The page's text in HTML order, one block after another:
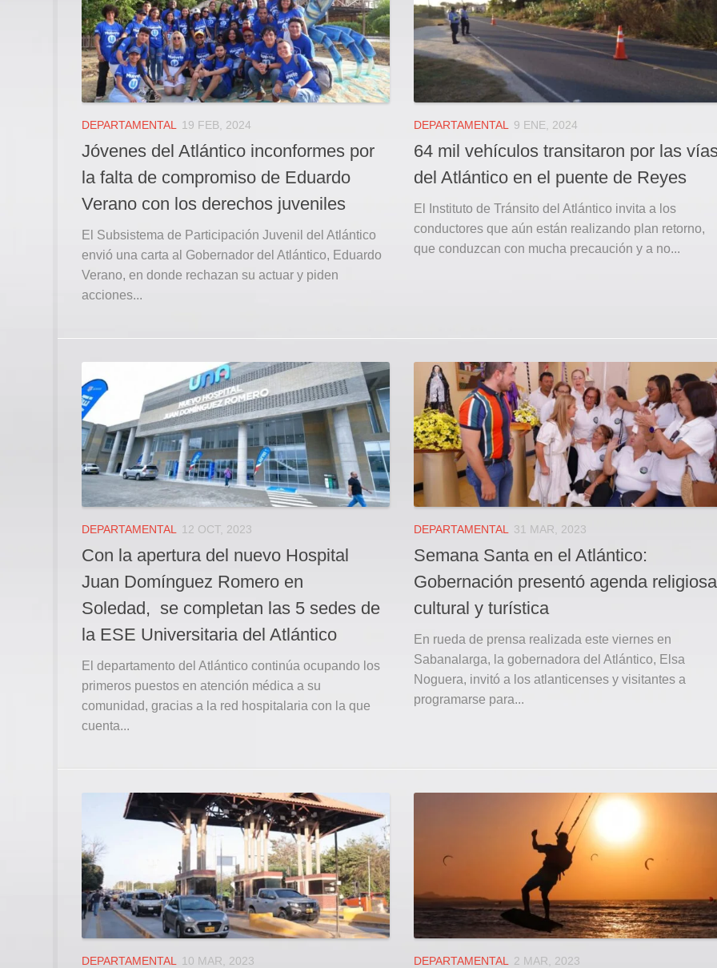
DEPARTAMENTAL 19 FEB, 2024
Jóvenes del Atlántico inconformes por
la falta de compromiso de Eduardo
Verano con los derechos juveniles
El Subsistema de Participación Juvenil del Atlántico
envió una carta al Gobernador del Atlántico, Eduardo
Verano, en donde rechazan su actuar y piden
acciones...
DEPARTAMENTAL 9 ENE, 2024
64 mil vehículos transitaron por las
del Atlántico en el puente de Reyes
El Instituto de Tránsito del Atlántico invita a los
conductores que aún están realizando plan retorno,
que conduzcan con mucha precaución y a no...
DEPARTAMENTAL 12 OCT, 2023
Con la apertura del nuevo Hospital
Juan Domínguez Romero en
Soledad, se completan las 5 sedes de
la ESE Universitaria del Atlántico
El departamento del Atlántico continúa ocupando los
primeros puestos en atención médica a su
comunidad, gracias a la red hospitalaria con la que
cuenta...
DEPARTAMENTAL 31 MAR, 2023
Semana Santa en el Atlántico:
Gobernación presentó agenda
cultural y turística
En rueda de prensa realizada este viernes en
Sabanalarga, la gobernadora del Atlántico, Elsa
Noguera, invitó a los atlanticenses y visitantes a
programarse para...
DEPARTAMENTAL 10 MAR, 2023 DEPARTAMENTAL 2 MAR, 2023